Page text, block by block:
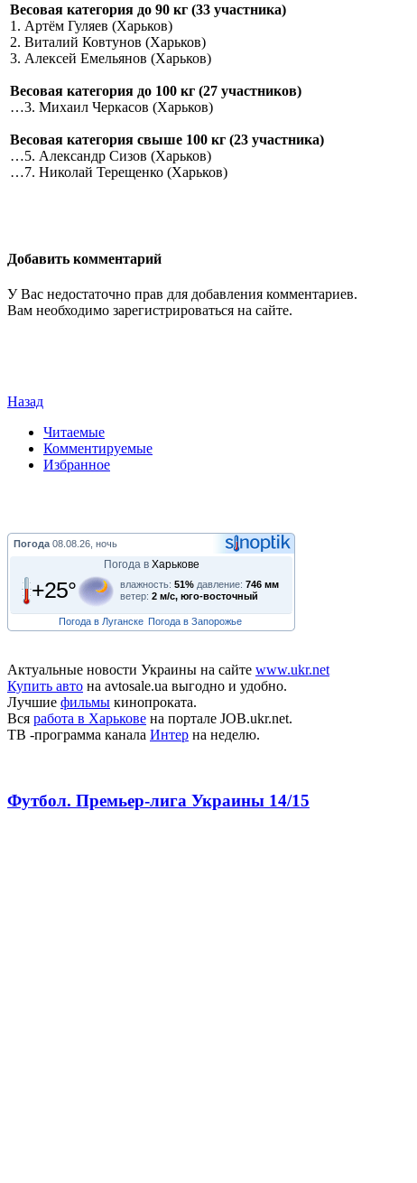
Весовая категория до 90 кг (33 участника)
1. Артём Гуляев (Харьков)
2. Виталий Ковтунов (Харьков)
3. Алексей Емельянов (Харьков)
Весовая категория до 100 кг (27 участников)
…3. Михаил Черкасов (Харьков)
Весовая категория свыше 100 кг (23 участника)
…5. Александр Сизов (Харьков)
…7. Николай Терещенко (Харьков)
Добавить комментарий
У Вас недостаточно прав для добавления комментариев.
Вам необходимо зарегистрироваться на сайте.
Назад
Читаемые
Комментируемые
Избранное
Погода 08.08.26, ночь
Погода в Харькове
+25° влажность: 51% давление: 746 мм
ветер: 2 м/с, юго-восточный
Погода в Луганске Погода в Запорожье
Актуальные новости Украины на сайте www.ukr.net
Купить авто на avtosale.ua выгодно и удобно.
Лучшие фильмы кинопроката.
Вся работа в Харькове на портале JOB.ukr.net.
ТВ -программа канала Интер на неделю.
Футбол. Премьер-лига Украины 14/15